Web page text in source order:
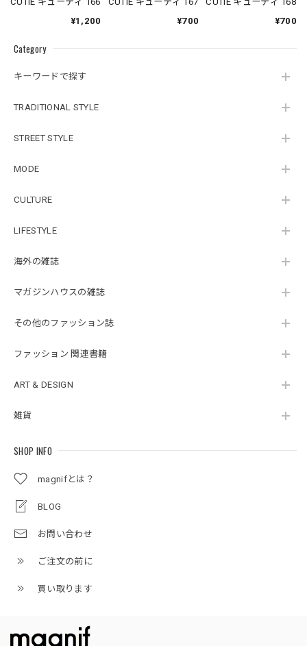
Category
キーワードで探す
TRADITIONAL STYLE
STREET STYLE
MODE
CULTURE
LIFESTYLE
海外の雑誌
マガジンハウスの雑誌
その他のファッション誌
ファッション 関連書籍
ART & DESIGN
雑貨
SHOP INFO
magnifとは？
BLOG
お問い合わせ
ご注文の前に
買い取ります
¥1,200
¥700
¥700